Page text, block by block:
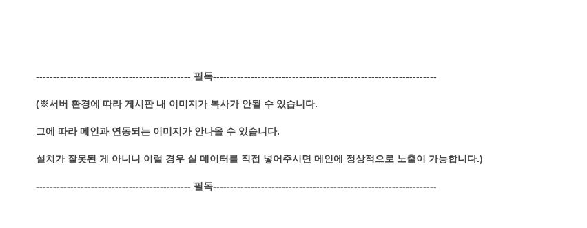
--------------------------------------------- 필독-----------------------------------------------------------------
(※서버 환경에 따라 게시판 내 이미지가 복사가 안될 수 있습니다.
그에 따라 메인과 연동되는 이미지가 안나올 수 있습니다.
설치가 잘못된 게 아니니 이럴 경우 실 데이터를 직접 넣어주시면 메인에 정상적으로 노출이 가능합니다.)
--------------------------------------------- 필독-----------------------------------------------------------------